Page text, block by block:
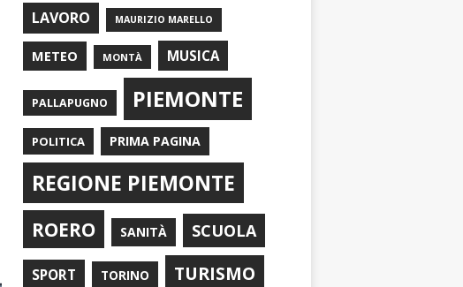
LAVORO MAURIZIO MARELLO
METEO MONTÀ MUSICA
PALLAPUGNO PIEMONTE
POLITICA PRIMA PAGINA
REGIONE PIEMONTE
ROERO SANITÀ SCUOLA
SPORT TORINO TURISMO